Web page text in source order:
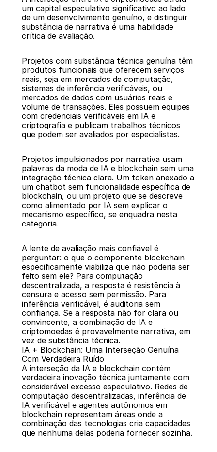
um capital especulativo significativo ao lado
de um desenvolvimento genuíno, e distinguir
substância de narrativa é uma habilidade
crítica de avaliação.
Projetos com substância técnica genuína têm
produtos funcionais que oferecem serviços
reais, seja em mercados de computação,
sistemas de inferência verificáveis, ou
mercados de dados com usuários reais e
volume de transações. Eles possuem equipes
com credenciais verificáveis em IA e
criptografia e publicam trabalhos técnicos
que podem ser avaliados por especialistas.
Projetos impulsionados por narrativa usam
palavras da moda de IA e blockchain sem uma
integração técnica clara. Um token anexado a
um chatbot sem funcionalidade específica de
blockchain, ou um projeto que se descreve
como alimentado por IA sem explicar o
mecanismo específico, se enquadra nesta
categoria.
A lente de avaliação mais confiável é
perguntar: o que o componente blockchain
especificamente viabiliza que não poderia ser
feito sem ele? Para computação
descentralizada, a resposta é resistência à
censura e acesso sem permissão. Para
inferência verificável, é auditoria sem
confiança. Se a resposta não for clara ou
convincente, a combinação de IA e
criptomoedas é provavelmente narrativa, em
vez de substância técnica.
IA + Blockchain: Uma Interseção Genuína
Com Verdadeira Ruído
A interseção da IA e blockchain contém
verdadeira inovação técnica juntamente com
considerável excesso especulativo. Redes de
computação descentralizadas, inferência de
IA verificável e agentes autônomos em
blockchain representam áreas onde a
combinação das tecnologias cria capacidades
que nenhuma delas poderia fornecer sozinha.